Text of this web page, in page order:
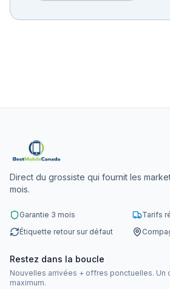
Direct du grossiste qui fournit les
mois.
Garantie 3 mois
Tarifs
Étiquette retour sur défaut
Restez dans la boucle
Nouvelles arrivées + offres ponctuelles. Un
maximum.